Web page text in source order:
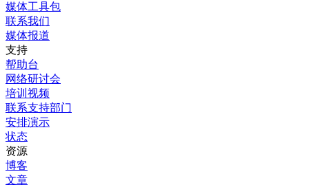
媒体工具包
联系我们
媒体报道
支持
帮助台
网络研讨会
培训视频
联系支持部门
安排演示
状态
资源
博客
文章